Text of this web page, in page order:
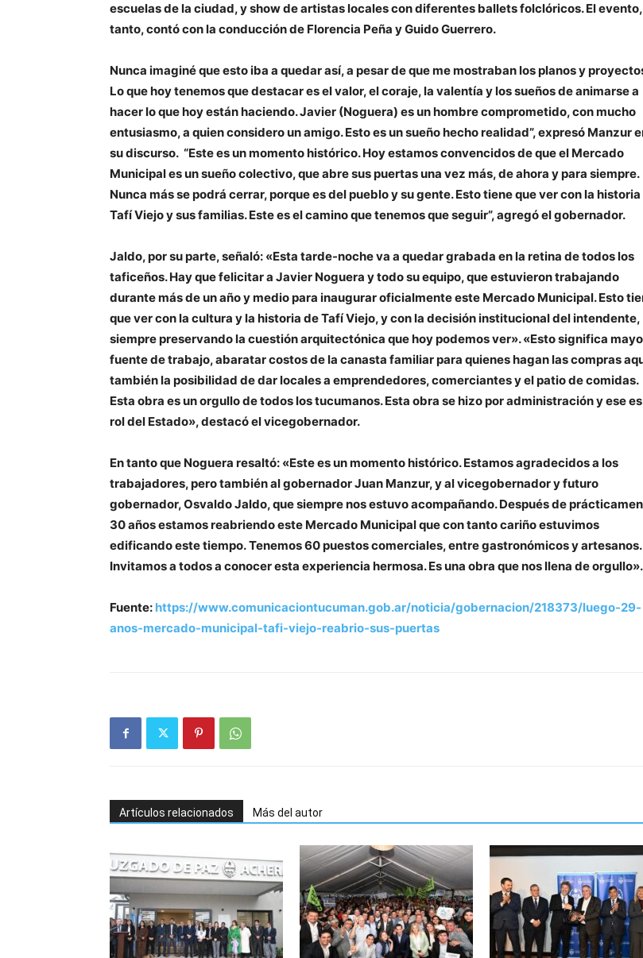
escuelas de la ciudad, y show de artistas locales con diferentes ballets folclóricos. El
tanto, contó con la conducción de Florencia Peña yGuidoGuerrero.
Nunca imaginé que esto iba a quedar así, a pesar de que me mostraban los planos y
Lo que hoy tenemos que destacar es el valor, el coraje, la valentía y los sueños de animarse a
hacer lo que hoy están haciendo. Javier (Noguera) es un hombre comprometido, con mucho
entusiasmo, a quien considero un amigo. Esto es un sueño hecho realidad”, expresó Manzur
su discurso. “Este es un momento histórico. Hoy estamos convencidos de que el Mercado
Municipal es un sueño colectivo, que abre sus puertas una vez más, de ahora y para siempre.
Nunca más se podrá cerrar, porque es del pueblo y su gente. Esto tiene que ver con la
Tafí Viejo y sus familias. Este es el camino que tenemos que seguir”, agregó el gobernador.
Jaldo, por su parte, señaló: «Esta tarde-noche va a quedar grabada en la retina de todos los
taficeños. Hay que felicitar a Javier Noguera y todo su equipo, que estuvieron trabajando
durante más de un año y medio para inaugurar oficialmente este Mercado Municipal. Esto
que ver con la cultura y la historia de Tafí Viejo, y con la decisión institucional del intendente,
siempre preservando la cuestión arquitectónica que hoy podemos ver». «Esto significa
fuente de trabajo, abaratar costos de la canasta familiar para quienes hagan las compras
también la posibilidad de dar locales a emprendedores, comerciantes y el patio de comidas.
Esta obra es un orgullo de todos los tucumanos. Esta obra se hizo por administración y ese
rol del Estado», destacó el vicegobernador.
En tanto que Noguera resaltó: «Este es un momento histórico. Estamos agradecidos a los
trabajadores, pero también al gobernador Juan Manzur, y al vicegobernador y futuro
gobernador, Osvaldo Jaldo, que siempre nos estuvo acompañando. Después de
30 años estamos reabriendo este Mercado Municipal que con tanto cariño estuvimos
edificando este tiempo. Tenemos 60 puestos comerciales, entre gastronómicos y artesanos.
Invitamos a todos a conocer esta experiencia hermosa. Es una obra que nos llena de orgullo».
Fuente: https://www.comunicaciontucuman.gob.ar/noticia/gobernacion/218373/luego-29-
anos-mercado-municipal-tafi-viejo-reabrio-sus-puertas
Artículos relacionados Más del autor